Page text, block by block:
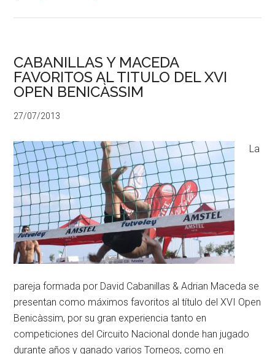
CABANILLAS Y MACEDA
FAVORITOS AL TITULO DEL XVI
OPEN BENICÀSSIM
27/07/2013
La
pareja formada por David Cabanillas & Adrian Maceda se
presentan como máximos favoritos al título del XVI Open
Benicàssim, por su gran experiencia tanto en
competiciones del Circuito Nacional donde han jugado
durante años y ganado varios Torneos, como en